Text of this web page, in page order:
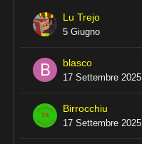
Lu Trejo
5 Giugno
blasco
17 Settembre 2025
Birrocchiu
17 Settembre 2025